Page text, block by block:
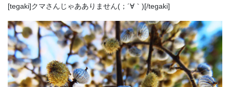
[tegaki]クマさんじゃあありません(；´∀｀)[/tegaki]